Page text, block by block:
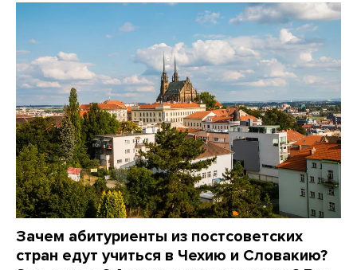
Зачем абитуриенты из постсоветских
стран едут учиться в Чехию и Словакию?